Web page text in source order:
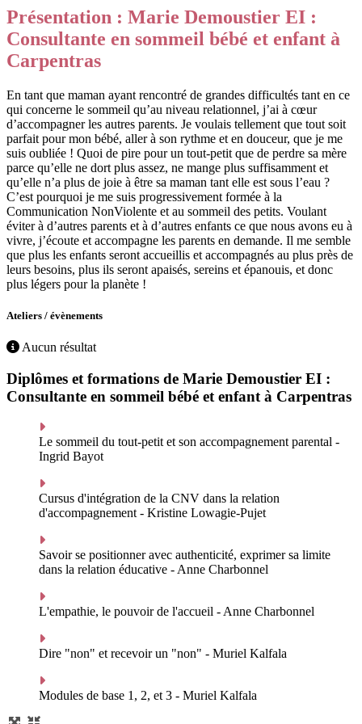
Présentation : Marie Demoustier EI :
Consultante en sommeil bébé et enfant à
Carpentras
En tant que maman ayant rencontré de grandes difficultés tant en ce
qui concerne le sommeil qu’au niveau relationnel, j’ai à cœur
d’accompagner les autres parents. Je voulais tellement que tout soit
parfait pour mon bébé, aller à son rythme et en douceur, que je me
suis oubliée ! Quoi de pire pour un tout-petit que de perdre sa mère
parce qu’elle ne dort plus assez, ne mange plus suffisamment et
qu’elle n’a plus de joie à être sa maman tant elle est sous l’eau ?
C’est pourquoi je me suis progressivement formée à la
Communication NonViolente et au sommeil des petits. Voulant
éviter à d’autres parents et à d’autres enfants ce que nous avons eu à
vivre, j’écoute et accompagne les parents en demande. Il me semble
que plus les enfants seront accueillis et accompagnés au plus près de
leurs besoins, plus ils seront apaisés, sereins et épanouis, et donc
plus légers pour la planète !
Ateliers / évènements
Aucun résultat
Diplômes et formations de Marie Demoustier EI :
Consultante en sommeil bébé et enfant à Carpentras
Le sommeil du tout-petit et son accompagnement parental -
Ingrid Bayot
Cursus d'intégration de la CNV dans la relation
d'accompagnement - Kristine Lowagie-Pujet
Savoir se positionner avec authenticité, exprimer sa limite
dans la relation éducative - Anne Charbonnel
L'empathie, le pouvoir de l'accueil - Anne Charbonnel
Dire "non" et recevoir un "non" - Muriel Kalfala
Modules de base 1, 2, et 3 - Muriel Kalfala